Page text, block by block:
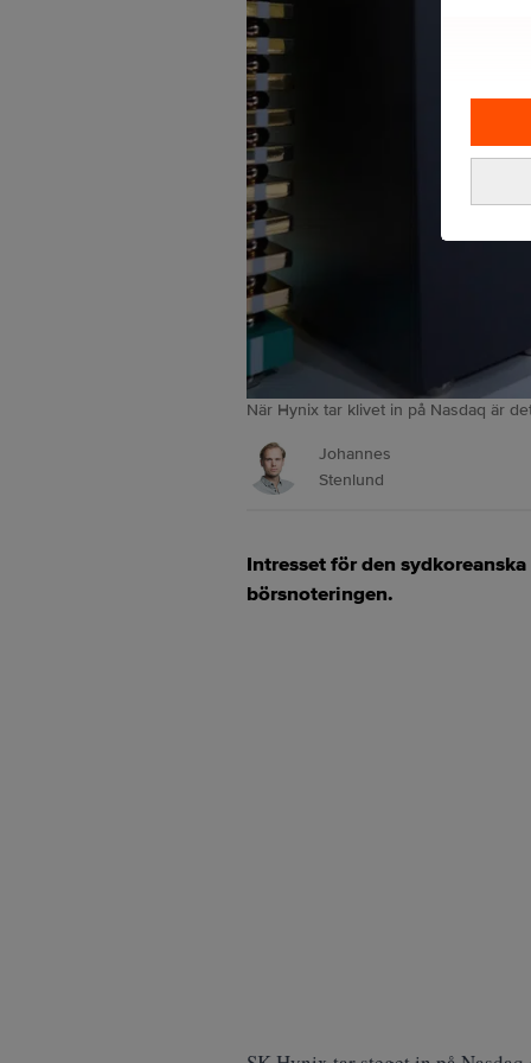
När Hynix tar klivet in på Nasdaq är
Johannes
Stenlund
Intresset för den
börsnoteringen.